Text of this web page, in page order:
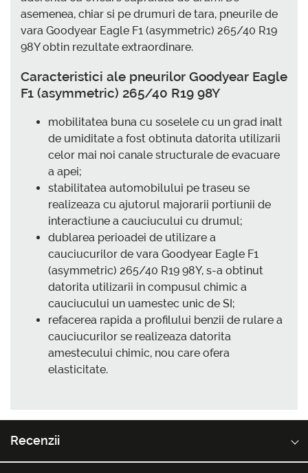
asemenea, chiar si pe drumuri de tara, pneurile de
vara Goodyear Eagle F1 (asymmetric) 265/40 R19
98Y obtin rezultate extraordinare.
Caracteristici ale pneurilor Goodyear Eagle
F1 (asymmetric) 265/40 R19 98Y
mobilitatea buna cu soselele cu un grad inalt
de umiditate a fost obtinuta datorita utilizarii
celor mai noi canale structurale de evacuare
a apei;
stabilitatea automobilului pe traseu se
realizeaza cu ajutorul majorarii portiunii de
interactiune a cauciucului cu drumul;
dublarea perioadei de utilizare a
cauciucurilor de vara Goodyear Eagle F1
(asymmetric) 265/40 R19 98Y, s-a obtinut
datorita utilizarii in compusul chimic a
cauciucului un uamestec unic de SI;
refacerea rapida a profilului benzii de rulare a
cauciucurilor se realizeaza datorita
amestecului chimic, nou care ofera
elasticitate.
Recenzii